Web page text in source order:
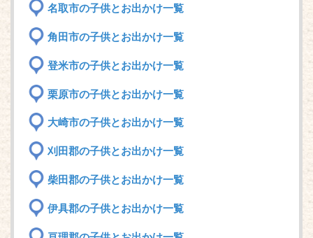
名取市の子供とお出かけ一覧
角田市の子供とお出かけ一覧
登米市の子供とお出かけ一覧
栗原市の子供とお出かけ一覧
大崎市の子供とお出かけ一覧
刈田郡の子供とお出かけ一覧
柴田郡の子供とお出かけ一覧
伊具郡の子供とお出かけ一覧